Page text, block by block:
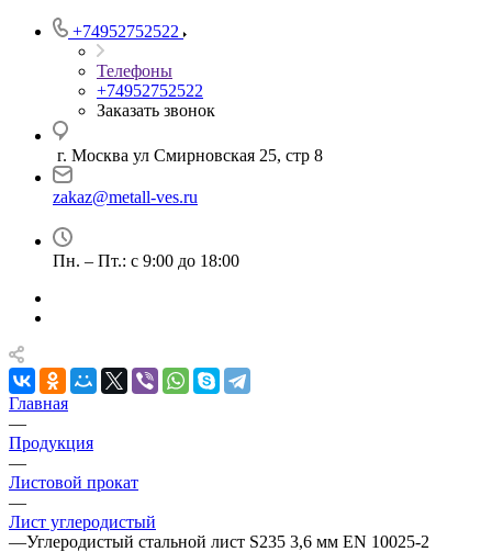
+74952752522
Телефоны
+74952752522
Заказать звонок
г. Москва ул Смирновская 25, стр 8
zakaz@metall-ves.ru
Пн. – Пт.: с 9:00 до 18:00
Главная
—
Продукция
—
Листовой прокат
—
Лист углеродистый
—Углеродистый стальной лист S235 3,6 мм EN 10025-2